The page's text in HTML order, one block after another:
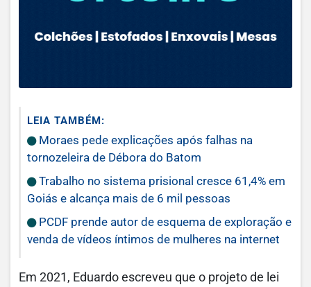
LEIA TAMBÉM:
Moraes pede explicações após falhas na
tornozeleira de Débora do Batom
Trabalho no sistema prisional cresce 61,4% em
Goiás e alcança mais de 6 mil pessoas
PCDF prende autor de esquema de exploração e
venda de vídeos íntimos de mulheres na internet
Em 2021, Eduardo escreveu que o projeto de lei